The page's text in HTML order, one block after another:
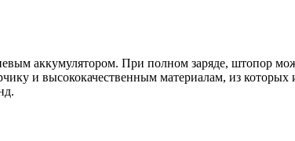
аккумулятором. При полном заряде, штопор
и высококачественным материалам, из